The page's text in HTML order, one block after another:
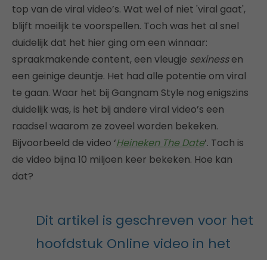
top van de viral video’s. Wat wel of niet 'viral gaat',
blijft moeilijk te voorspellen. Toch was het al snel
duidelijk dat het hier ging om een winnaar:
spraakmakende content, een vleugje sexinessen
een geinige deuntje. Het had alle potentie om viral
te gaan. Waar het bij Gangnam Style nog enigszins
duidelijk was, is het bij andere viral video’s een
raadsel waarom ze zoveel worden bekeken.
Bijvoorbeeld de video ‘Heineken The Date’. Toch is
de video bijna 10 miljoen keer bekeken. Hoe kan
dat?
Dit artikel is geschreven voor het
hoofdstuk Online video in het